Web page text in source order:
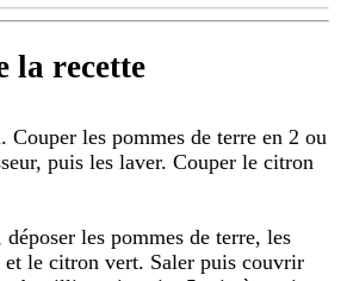
la recette
les pommes de terre en 2 ou
puis les laver. Couper le citron
déposer les pommes de terre, les
et le citron vert. Saler puis couvrir